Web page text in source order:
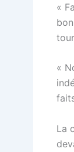
«
«
La